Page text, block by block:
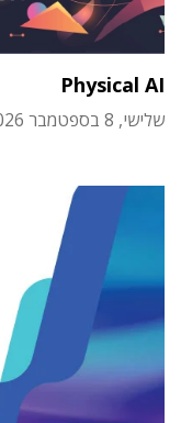
Physical AI
שלישי, 8 בספטמבר 2026